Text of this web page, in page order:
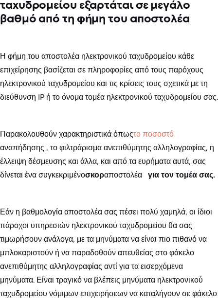
ταχυδρομείου εξαρτάται σε μεγάλο
βαθμό από τη φήμη του αποστολέα
Η φήμη του αποστολέα ηλεκτρονικού ταχυδρομείου κάθε
επιχείρησης βασίζεται σε πληροφορίες από τους παρόχους
ηλεκτρονικού ταχυδρομείου και τις κρίσεις τους σχετικά με τη
διεύθυνση IP ή το όνομα τομέα ηλεκτρονικού ταχυδρομείου σας.
Παρακολουθούν χαρακτηριστικά όπωςτο ποσοστό
αναπήδησης , το φιλτράρισμα ανεπιθύμητης αλληλογραφίας, η
έλλειψη δέσμευσης και άλλα, και από τα ευρήματα αυτά, σας
δίνεται ένα συγκεκριμένοσκοραποστολέα για τον τομέα σας.
Εάν η βαθμολογία αποστολέα σας πέσει πολύ χαμηλά, οι ίδιοι
πάροχοι υπηρεσιών ηλεκτρονικού ταχυδρομείου θα σας
τιμωρήσουν ανάλογα, με τα μηνύματα να είναι πιο πιθανό να
μπλοκαριστούν ή να παραδοθούν απευθείας στο φάκελο
ανεπιθύμητης αλληλογραφίας αντί για τα εισερχόμενα
μηνύματα. Είναι τραγικό να βλέπεις μηνύματα ηλεκτρονικού
ταχυδρομείου νόμιμων επιχειρήσεων να καταλήγουν σε φάκελο